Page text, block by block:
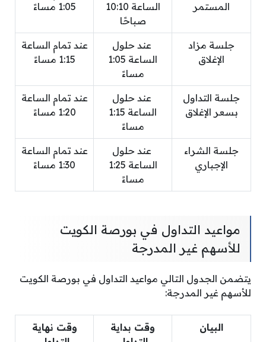
المستمر
الساعة 10:10
صباحًا
1:05 مساءً
جلسة مزاد
الإغلاق
عند حلول
الساعة 1:05
مساءً
عند تمام الساعة
1:15 مساءً
جلسة التداول
بسعر الإغلاق
عند حلول
الساعة 1:15
مساءً
عند تمام الساعة
1:20 مساءً
جلسة الشراء
الإجباري
عند حلول
الساعة 1:25
مساءً
عند تمام الساعة
1:30 مساءً
مواعيد التداول في بورصة الكويت
للأسهم غير المدرجة
يتضمن الجدول التالي مواعيد التداول في بورصة الكويت
للأسهم غير المدرجة:
البيان
وقت بداية
وقت نهاية